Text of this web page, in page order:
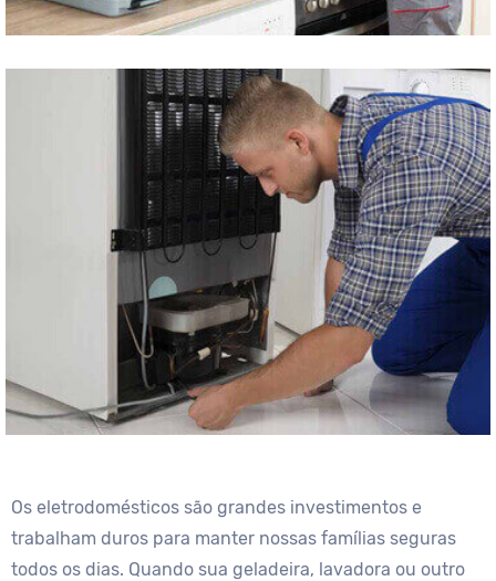
Os eletrodomésticos são grandes investimentos e
trabalham duros para manter nossas famílias seguras
todos os dias. Quando sua geladeira, lavadora ou outro